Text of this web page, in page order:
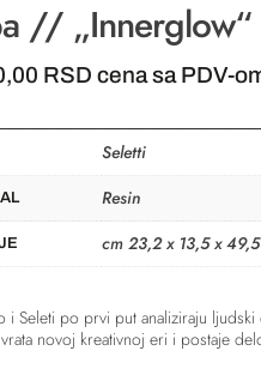
// „Innerglow“
RSD cena sa PDV-
Seletti
Resin
cm 23,2 x 13,5 x 49,5
i Seleti po prvi put analiziraju
novoj kreativnoj eri i postaje